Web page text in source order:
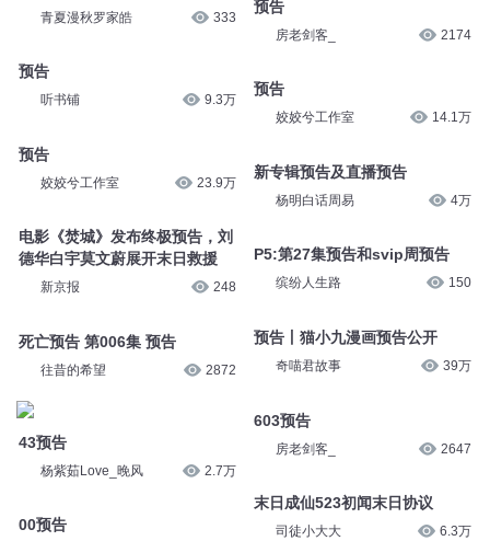
青夏漫秋罗家皓 333
预告
听书铺 9.3万
预告
姣姣兮工作室 23.9万
电影《焚城》发布终极预告，刘
德华白宇莫文蔚展开末日救援
新京报 248
死亡预告 第006集 预告
往昔的希望 2872
43预告
杨紫茹Love_晚风 2.7万
00预告
预告
房老剑客_ 2174
预告
姣姣兮工作室 14.1万
新专辑预告及直播预告
杨明白话周易 4万
P5:第27集预告和svip周预告
缤纷人生路 150
预告丨猫小九漫画预告公开
奇喵君故事 39万
603预告
房老剑客_ 2647
末日成仙523初闻末日协议
司徒小大大 6.3万